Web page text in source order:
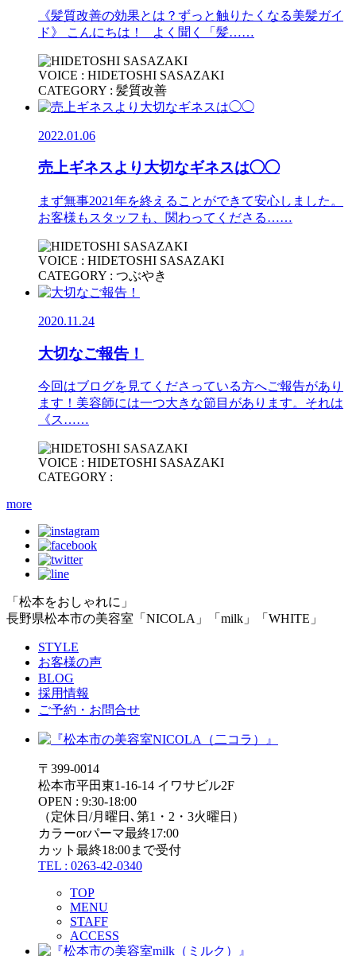
《髪質改善の効果とは？ずっと触りたくなる美髪ガイ
ド》 こんにちは！ よく聞く「髪……
VOICE : HIDETOSHI SASAZAKI
CATEGORY : 髪質改善
2022.01.06
売上ギネスより大切なギネスは◯◯
まず無事2021年を終えることができて安心しました。
お客様もスタッフも、関わってくださる……
VOICE : HIDETOSHI SASAZAKI
CATEGORY : つぶやき
2020.11.24
大切なご報告！
今回はブログを見てくださっている方へご報告があり
ます！美容師には一つ大きな節目があります。それは
《ス……
VOICE : HIDETOSHI SASAZAKI
CATEGORY :
more
「松本をおしゃれに」
長野県松本市の美容室「NICOLA」「milk」「WHITE」
STYLE
お客様の声
BLOG
採用情報
ご予約・お問合せ
〒399-0014
松本市平田東1-16-14 イワサビル2F
OPEN : 9:30-18:00
（定休日/月曜日､第1・2・3火曜日）
カラーorパーマ最終17:00
カット最終18:00まで受付
TEL : 0263-42-0340
TOP
MENU
STAFF
ACCESS